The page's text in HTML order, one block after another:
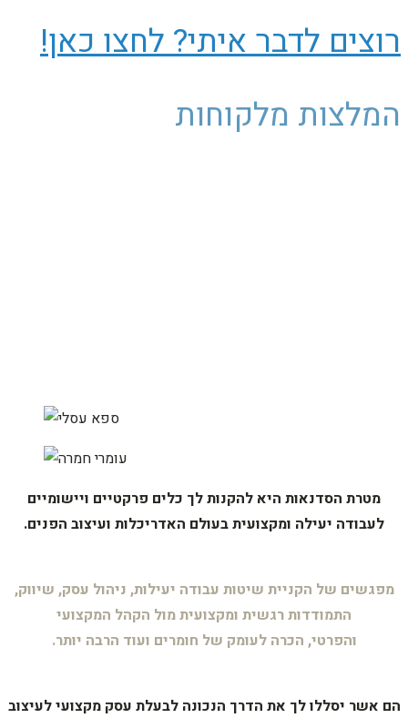
רוצים לדבר איתי? לחצו כאן!
המלצות מלקוחות
מטרת הסדנאות היא להקנות לך כלים פרקטיים ויישומיים
לעבודה יעילה ומקצועית בעולם האדריכלות ועיצוב הפנים.
מפגשים של הקניית שיטות עבודה יעילות, ניהול עסק, שיווק,
התמודדותרגשית ומקצועית מול הקהל המקצועי
והפרטי, הכרה לעומק של חומרים ועוד הרבה יותר.
הם אשר יסללו לך את הדרך הנכונה לבעלת עסק מקצועי לעיצוב